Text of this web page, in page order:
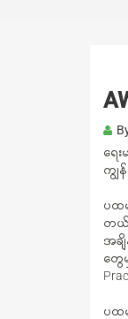
ရေ
ကျွ
ပထ
တယ်
အခ
တွေ
ပထ